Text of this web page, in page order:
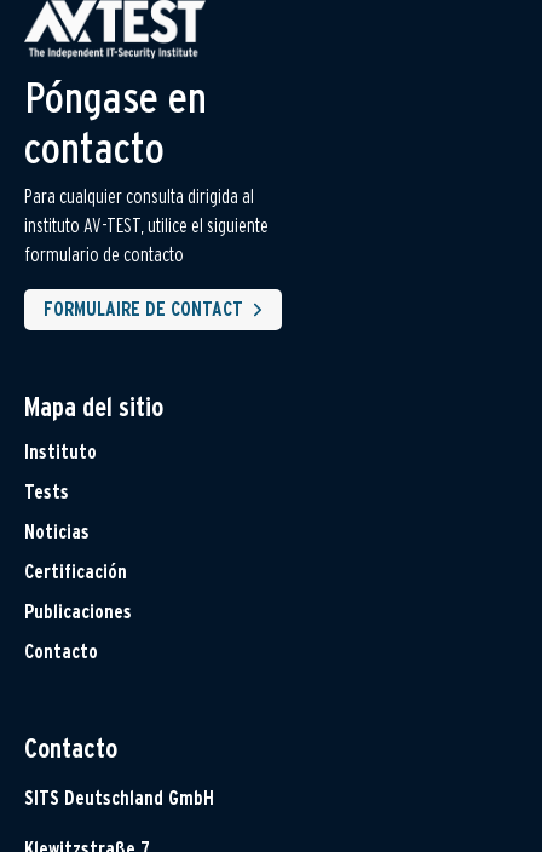
Póngase en
contacto
Para cualquier consulta dirigida al
instituto AV-TEST, utilice el siguiente
formulario de contacto
FORMULAIRE DE CONTACT
Mapa del sitio
Instituto
Tests
Noticias
Certificación
Publicaciones
Contacto
Contacto
SITS Deutschland GmbH